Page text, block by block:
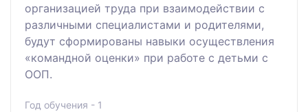
организацией труда при взаимодействии с
различными специалистами и родителями,
будут сформированы навыки осуществления
«командной оценки» при работе с детьми с
ООП.
Год обучения - 1